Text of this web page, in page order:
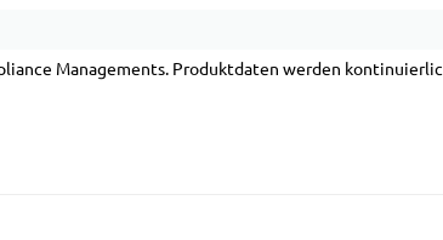
Managements. Produktdaten werden